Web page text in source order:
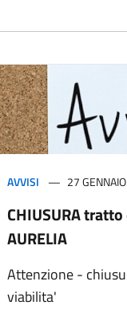
AVVISI 27
CHIUSURA tratto
AURELIA
Attenzione -
viabilita'